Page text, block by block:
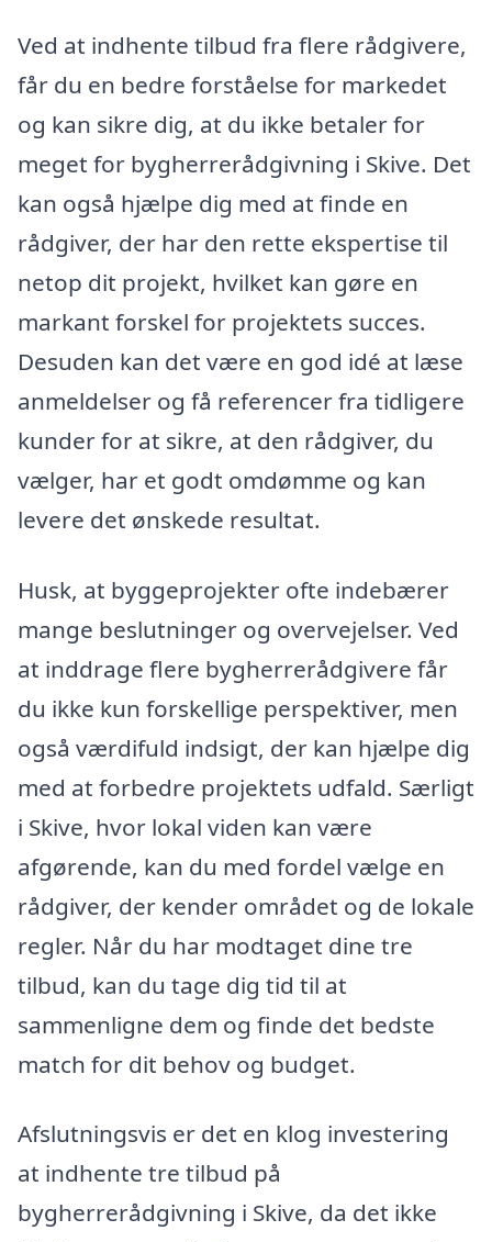
Ved at indhente tilbud fra flere rådgivere,
får du en bedre forståelse for markedet
og kan sikre dig, at du ikke betaler for
meget for bygherrerådgivning i Skive. Det
kan også hjælpe dig med at finde en
rådgiver, der har den rette ekspertise til
netop dit projekt, hvilket kan gøre en
markant forskel for projektets succes.
Desuden kan det være en god idé at læse
anmeldelser og få referencer fra tidligere
kunder for at sikre, at den rådgiver, du
vælger, har et godt omdømme og kan
levere det ønskede resultat.
Husk, at byggeprojekter ofte indebærer
mange beslutninger og overvejelser. Ved
at inddrage flere bygherrerådgivere får
du ikke kun forskellige perspektiver, men
også værdifuld indsigt, der kan hjælpe dig
med at forbedre projektets udfald. Særligt
i Skive, hvor lokal viden kan være
afgørende, kan du med fordel vælge en
rådgiver, der kender området og de lokale
regler. Når du har modtaget dine tre
tilbud, kan du tage dig tid til at
sammenligne dem og finde det bedste
match for dit behov og budget.
Afslutningsvis er det en klog investering
at indhente tre tilbud på
bygherrerådgivning i Skive, da det ikke